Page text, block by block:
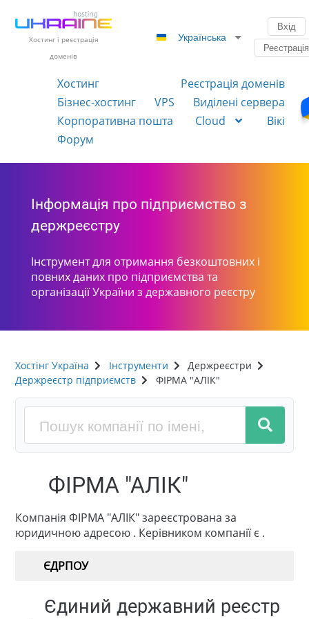
Хостинг і реєстрація
доменів
Українська
Вхід
Реєстрація
Хостинг
Реєстрація доменів
Бізнес-хостинг
VPS
Виділені сервера
Корпоративна пошта
Cloud
Вікі
Форум
Інформація про підприємство з
держреєстру
Інструмент для отримання безкоштовних і
повних даних про підприємства та
організації України з державного реєстру
Хостінг Україна Інструменти
Держреєстри
Держреєстр підприємств
ФІРМА "АЛІК"
ФІРМА "АЛІК"
Компанія ФІРМА "АЛІК" зареєстрована за
юридичною адресою . Керівником компанії є .
ЄДРПОУ
Єдиний державний реєстр